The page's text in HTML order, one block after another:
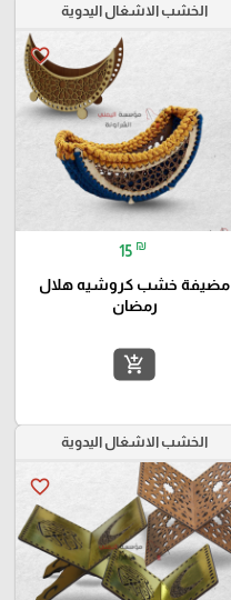
الخشب الاشغال اليدوية
favorite_border
15 ₪
مضيفة خشب كروشيه هلال
رمضان
add_shopping_cart
الخشب الاشغال اليدوية
favorite_border